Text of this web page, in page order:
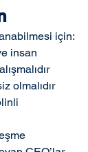
için:
insan
olmalıdır